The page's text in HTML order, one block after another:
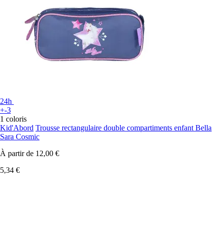
24h
+-3
1 coloris
Kid'Abord Trousse rectangulaire double compartiments enfant Bella
Sara Cosmic
À partir de 12,00 €
5,34 €